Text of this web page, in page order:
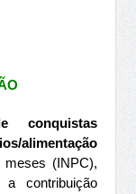
conquistas
alimentação
(INPC),
contribuição